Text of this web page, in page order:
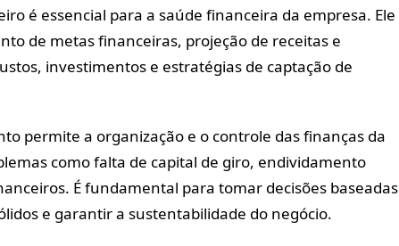
é essencial para a saúde financeira da empresa. Ele
de metas financeiras, projeção de receitas e
investimentos e estratégias de captação de
permite a organização e o controle das finanças da
como falta de capital de giro, endividamento
É fundamental para tomar decisões baseadas
e garantir a sustentabilidade do negócio.